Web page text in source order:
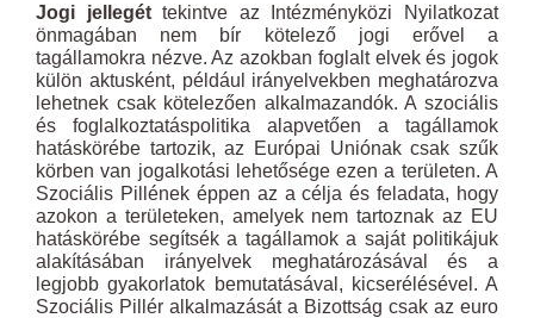
Jogi jellegéttekintve az Intézményközi Nyilatkozat
önmagában nem bír kötelező jogi erővel a
tagállamokra nézve. Az azokban foglalt elvek és jogok
külön aktusként, például irányelvekben meghatározva
lehetnek csak kötelezően alkalmazandók. A szociális
és foglalkoztatáspolitika alapvetően a tagállamok
hatáskörébe tartozik, az Európai Uniónak csak szűk
körben van jogalkotási lehetősége ezen a területen. A
Szociális Pillének éppen az a célja és feladata, hogy
azokon a területeken, amelyek nem tartoznak az EU
hatáskörébe segítsék a tagállamok a saját politikájuk
alakításában irányelvek meghatározásával és a
legjobb gyakorlatok bemutatásával, kicserélésével. A
Szociális Pillér alkalmazását a Bizottság csak az euro